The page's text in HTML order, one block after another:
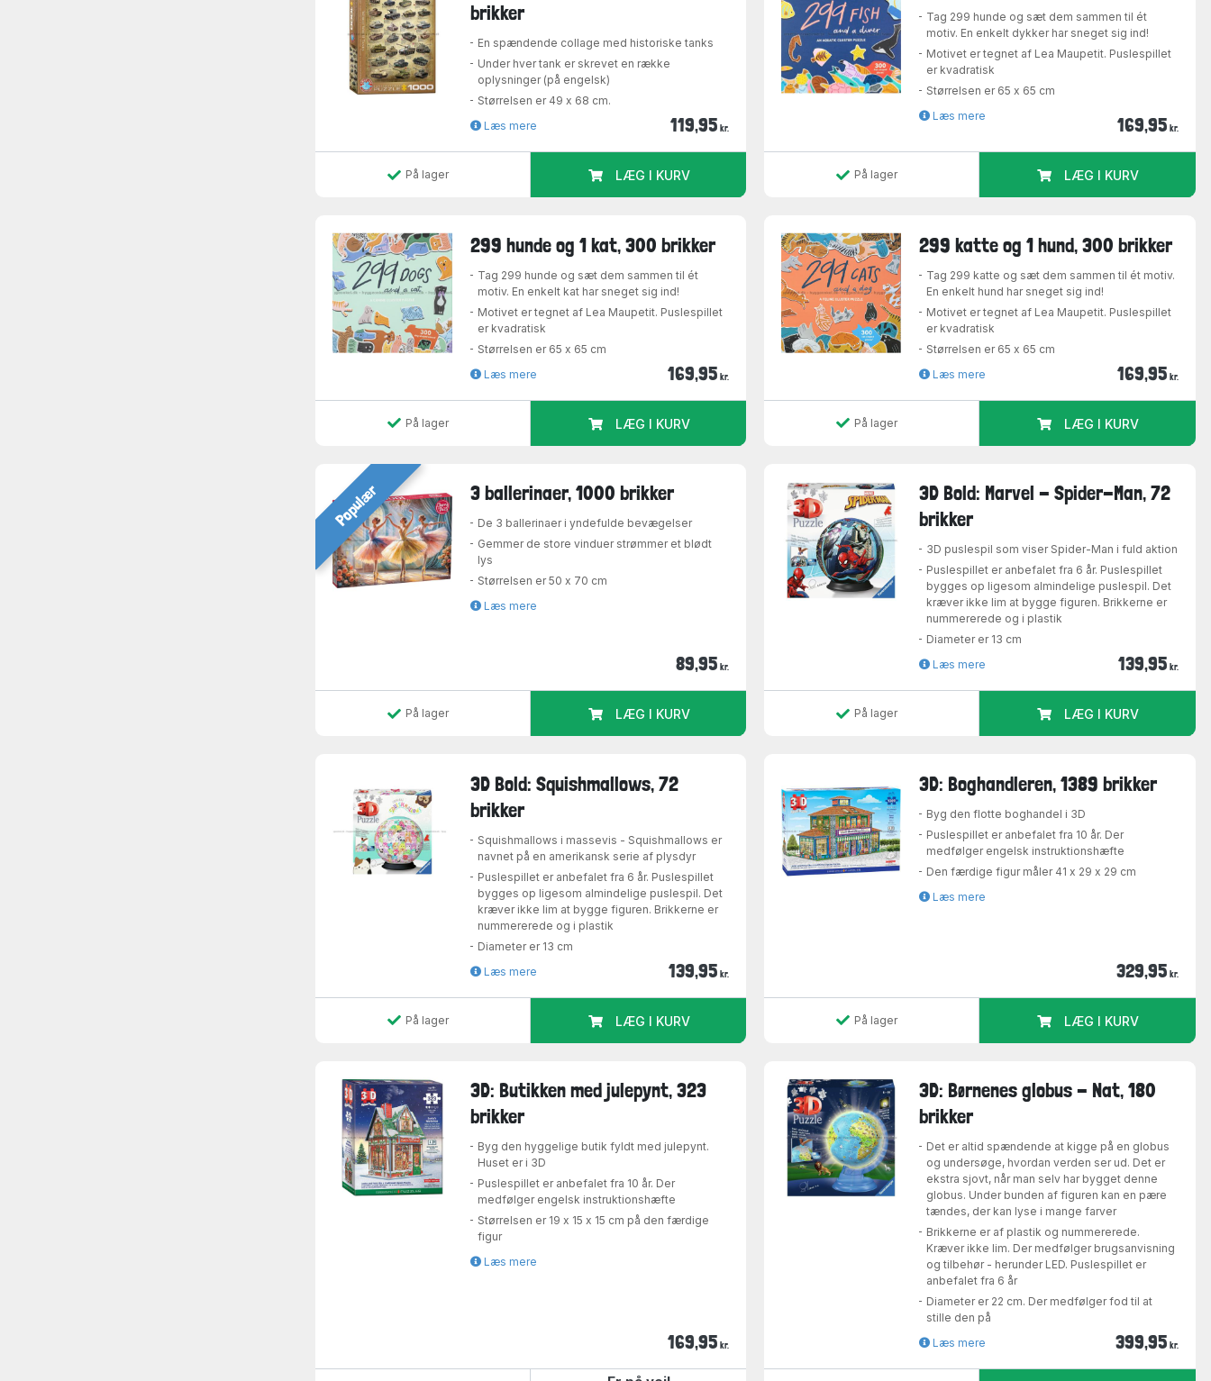
brikker
En spændende collage med historiske tanks
Under hver tank er skrevet en række
oplysninger (på engelsk)
Størrelsen er 49 x 68 cm.
Læs mere
119,95 kr.
På lager LÆG I KURV
Tag 299 hunde og sæt dem sammen til ét
motiv. En enkelt dykker har sneget sig ind!
Motivet er tegnet af Lea Maupetit. Puslespillet
er kvadratisk
Størrelsen er 65 x 65 cm
Læs mere
169,95 kr.
På lager LÆG I KURV
299 hunde og 1 kat, 300 brikker
Tag 299 hunde og sæt dem sammen til ét
motiv. En enkelt kat har sneget sig ind!
Motivet er tegnet af Lea Maupetit. Puslespillet
er kvadratisk
Størrelsen er 65 x 65 cm
Læs mere
169,95 kr.
På lager LÆG I KURV
299 katte og 1 hund, 300 brikker
Tag 299 katte og sæt dem sammen til ét motiv.
En enkelt hund har sneget sig ind!
Motivet er tegnet af Lea Maupetit. Puslespillet
er kvadratisk
Størrelsen er 65 x 65 cm
Læs mere
169,95 kr.
På lager LÆG I KURV
Populær 3 ballerinaer, 1000 brikker
De 3 ballerinaer i yndefulde bevægelser
Gemmer de store vinduer strømmer et blødt
lys
Størrelsen er 50 x 70 cm
Læs mere
89,95 kr.
På lager LÆG I KURV
3D Bold: Marvel - Spider-Man, 72
brikker
3D puslespil som viser Spider-Man i fuld aktion
Puslespillet er anbefalet fra 6 år. Puslespillet
bygges op ligesom almindelige puslespil. Det
kræver ikke lim at bygge figuren. Brikkerne er
nummererede og i plastik
Diameter er 13 cm
Læs mere
139,95 kr.
På lager LÆG I KURV
3D Bold: Squishmallows, 72
brikker
Squishmallows i massevis - Squishmallows er
navnet på en amerikansk serie af plysdyr
Puslespillet er anbefalet fra 6 år. Puslespillet
bygges op ligesom almindelige puslespil. Det
kræver ikke lim at bygge figuren. Brikkerne er
nummererede og i plastik
Diameter er 13 cm
Læs mere
139,95 kr.
På lager LÆG I KURV
3D: Boghandleren, 1389 brikker
Byg den flotte boghandel i 3D
Puslespillet er anbefalet fra 10 år. Der
medfølger engelsk instruktionshæfte
Den færdige figur måler 41 x 29 x 29 cm
Læs mere
329,95 kr.
På lager LÆG I KURV
3D: Butikken med julepynt, 323
brikker
Byg den hyggelige butik fyldt med julepynt.
Huset er i 3D
Puslespillet er anbefalet fra 10 år. Der
medfølger engelsk instruktionshæfte
Størrelsen er 19 x 15 x 15 cm på den færdige
figur
Læs mere
169,95 kr.
3D: Børnenes globus - Nat, 180
brikker
Det er altid spændende at kigge på en globus
og undersøge, hvordan verden ser ud. Det er
ekstra sjovt, når man selv har bygget denne
globus. Under bunden af figuren kan en pære
tændes, der kan lyse i mange farver
Brikkerne er af plastik og nummererede.
Kræver ikke lim. Der medfølger brugsanvisning
og tilbehør - herunder LED. Puslespillet er
anbefalet fra 6 år
Diameter er 22 cm. Der medfølger fod til at
stille den på
Læs mere
399,95 kr.